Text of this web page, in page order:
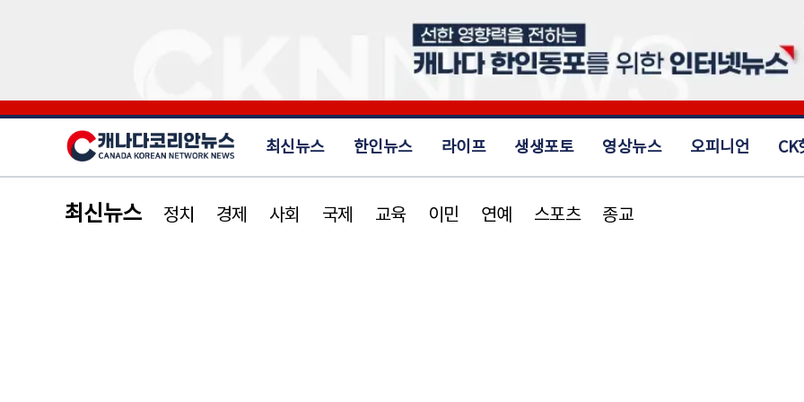
최신뉴스 한인뉴스 라이프 생생포토 영상뉴스 오피니언 CK
최신뉴스 정치 경제 사회 국제 교육 이민 연예 스포츠 종교